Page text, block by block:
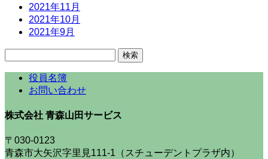
2021年11月
2021年10月
2021年9月
役員名簿
お問い合わせ
株式会社 青森山田サービス
〒030-0123
青森市大矢沢字里見111-1（スチューデントプラザ内）